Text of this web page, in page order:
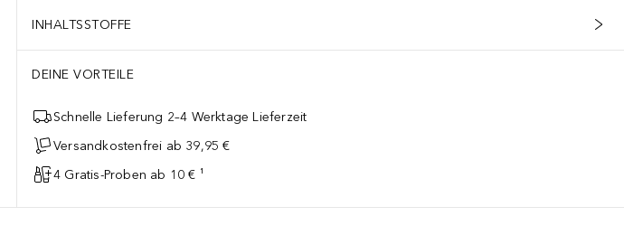
INHALTSSTOFFE
DEINE VORTEILE
Schnelle Lieferung 2–4 Werktage Lieferzeit
Versandkostenfrei ab 39,95 €
4 Gratis-Proben ab 10 € ¹